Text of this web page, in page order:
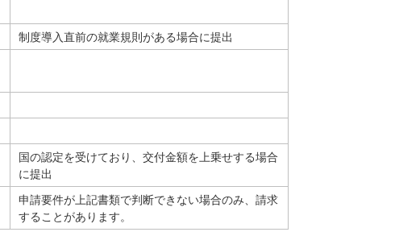
制度導入直前の就業規則がある場合に提出
国の認定を受けており、交付金額を上乗せする場合
に提出
申請要件が上記書類で判断できない場合のみ、請求
することがあります。